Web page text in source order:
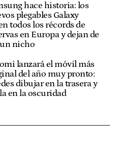
hace historia: los
plegables Galaxy
todos los récords de
en Europa y dejan de
nicho
lanzará el móvil más
del año muy pronto:
dibujar en la trasera y
en la oscuridad